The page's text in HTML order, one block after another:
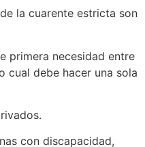
la cuarente estricta son
primera necesidad entre
cual debe hacer una sola
con discapacidad,